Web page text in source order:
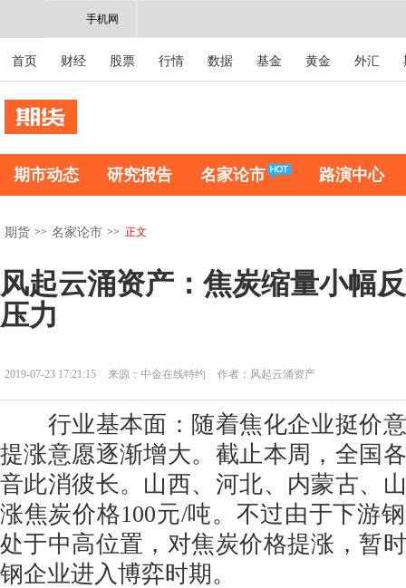
手机网
首页 财经 股票 行情 数据 基金 黄金 外汇
期市动态 研究报告 名家论市 路演中心
期货 >> 名家论市 >> 正文
风起云涌资产：焦炭缩量小幅
压力
2019-07-23 17:21:15 来源：中金在线特约 作者：风起云涌资产
行业基本面：随着焦化企业挺价意
提涨意愿逐渐增大。截止本周，全国
音此消彼长。山西、河北、内蒙古、
涨焦炭价格100元/吨。不过由于下游
处于中高位置，对焦炭价格提涨，暂
钢企业进入博弈时期。